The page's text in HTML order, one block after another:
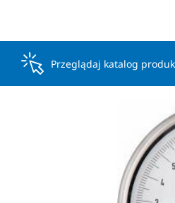
Przeglądaj katalog